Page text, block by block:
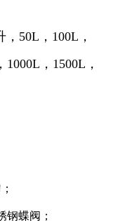
50L，100L，
，1500L，
钢蝶阀；